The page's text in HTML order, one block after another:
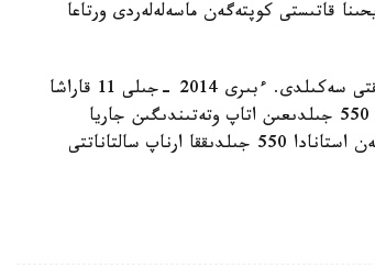
قاتىستى كوپتەگەن ماسەلەلەردى ورتاعا
مەنىڭ ويىمشا، قازاق حاندىعىنىڭ كۇنى دەگەن داتاعا ەكى كۇن لايىقتى سەكىلدى. ءبىرى 2014 -جىلى 11 قاراشا
- بۇل كۇنى ەلباسى رەسمي تۇردە ءوز جولداۋىندا قازاق حاندىعىنىڭ 550 جىلدىعىن اتاپ وتەتىندىگىن جاريا
ەتتى. ەكىنشى، 2015 -جىلى 11 -قىركۇيەك - ەلباسىنىڭ قاتىسۋىمەن استانادا 550 جىلدىققا ارناپ سالتاناتتى